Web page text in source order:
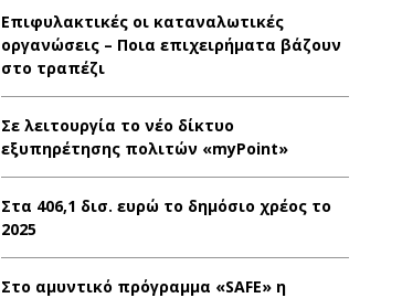
Επιφυλακτικές οι καταναλωτικές
οργανώσεις – Ποια επιχειρήματα βάζουν
στο τραπέζι
Σε λειτουργία το νέο δίκτυο
εξυπηρέτησης πολιτών «myPoint»
Στα 406,1 δισ. ευρώ το δημόσιο χρέος το
2025
Στο αμυντικό πρόγραμμα «SAFE» η